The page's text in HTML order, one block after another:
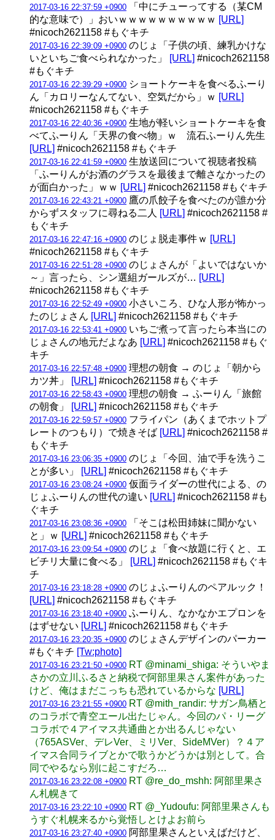
2017-03-16 22:37:59 +0900 「中にチューってする（某CM
的な意味で）」おいｗｗｗｗｗｗｗｗｗｗ [URL]
#nicoch2621158 #もぐキチ
2017-03-16 22:39:09 +0900 のじょ「子供の頃、練乳かけな
いといちご食べられなかった」
[URL] #nicoch2621158
#もぐキチ
2017-03-16 22:39:29 +0900 ショートケーキを食べるふーり
ん「カロリーなんてない、空気だから」ｗ [URL]
#nicoch2621158 #もぐキチ
2017-03-16 22:40:36 +0900 生地が軽いショートケーキを食
べてふーりん「天界の食べ物」ｗ 流石ふーりん先生
[URL] #nicoch2621158 #もぐキチ
2017-03-16 22:41:59 +0900 生放送回について視聴者投稿
「ふーりんがお酒のグラスを最後まで離さなかったの
が面白かった」ｗｗ [URL] #nicoch2621158 #もぐキチ
2017-03-16 22:43:21 +0900 鷹の爪餃子を食べたのが誰か分
からずスタッフに尋ねる二人 [URL] #nicoch2621158 #
もぐキチ
2017-03-16 22:47:16 +0900 のじょ脱走事件ｗ [URL]
#nicoch2621158 #もぐキチ
2017-03-16 22:51:28 +0900 のじょさんが「よいではないか
～」言ったら、シン選組ガールズが… [URL]
#nicoch2621158 #もぐキチ
2017-03-16 22:52:49 +0900 小さいころ、ひな人形が怖かっ
たのじょさん [URL] #nicoch2621158 #もぐキチ
2017-03-16 22:53:41 +0900 いちご煮って言ったら本当にの
じょさんの地元だよなあ [URL] #nicoch2621158 #もぐ
キチ
2017-03-16 22:57:48 +0900 理想の朝食 → のじょ「朝から
カツ丼」
[URL] #nicoch2621158 #もぐキチ
2017-03-16 22:58:43 +0900 理想の朝食 → ふーりん「旅館
の朝食」
[URL] #nicoch2621158 #もぐキチ
2017-03-16 22:59:57 +0900 フライパン（あくまでホットプ
レートのつもり）で焼きそば [URL] #nicoch2621158 #
もぐキチ
2017-03-16 23:06:35 +0900 のじょ「今回、油で手を洗うこ
とが多い」
[URL] #nicoch2621158 #もぐキチ
2017-03-16 23:08:24 +0900 仮面ライダーの世代による、の
じょふーりんの世代の違い [URL] #nicoch2621158 #も
ぐキチ
2017-03-16 23:08:36 +0900 「そこは松田姉妹に聞かない
と」ｗ [URL] #nicoch2621158 #もぐキチ
2017-03-16 23:09:54 +0900 のじょ「食べ放題に行くと、エ
ビチリ大量に食べる」
[URL] #nicoch2621158 #もぐキ
チ
2017-03-16 23:18:28 +0900 のじょふーりんのペアルック！
[URL] #nicoch2621158 #もぐキチ
2017-03-16 23:18:40 +0900 ふーりん、なかなかエプロンを
はずせない [URL] #nicoch2621158 #もぐキチ
2017-03-16 23:20:35 +0900 のじょさんデザインのパーカー
#もぐキチ [Tw:photo]
2017-03-16 23:21:50 +0900 RT @minami_shiga: そういやま
さかの立川ふるさと納税で阿部里果さん案件があった
けど、俺はまだこっちも恐れているからな [URL]
2017-03-16 23:21:55 +0900 RT @mith_randir: サガン鳥栖と
のコラボで青空エール出たじゃん。今回のパ・リーグ
コラボで４アイマス共通曲とか出るんじゃない
（765ASVer、デレVer、ミリVer、SideMVer）？４ア
イマス合同ライブとかで歌うかどうかは別として。合
同でやるなら別に起こすだろ…
2017-03-16 23:22:08 +0900 RT @re_do_mshh: 阿部里果さ
ん札幌きて
2017-03-16 23:22:10 +0900 RT @_Yudoufu: 阿部里果さんも
うすぐ札幌来るから覚悟しとけよお前ら
2017-03-16 23:27:40 +0900 阿部里果さんといえばだけど、